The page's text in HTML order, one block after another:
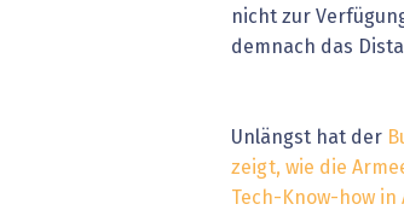
nicht zur
demnach das
Unlängst hat der
zeigt, wie die
Tech-Know-how